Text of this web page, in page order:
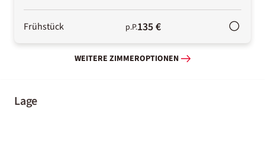
Frühstück p.P.135 €
WEITERE ZIMMEROPTIONEN
Lage